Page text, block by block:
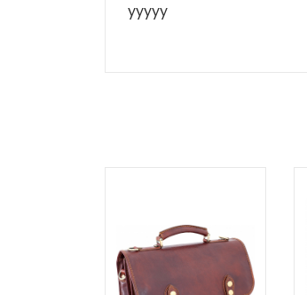
yyyyy